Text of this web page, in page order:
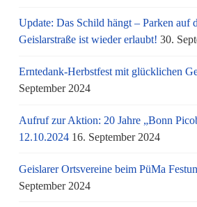
Update: Das Schild hängt – Parken auf
Geislarstraße ist wieder erlaubt! 30.
Erntedank-Herbstfest mit glücklichen
September 2024
Aufruf zur Aktion: 20 Jahre „Bonn
12.10.2024 16. September 2024
Geislarer Ortsvereine beim PüMa
September 2024